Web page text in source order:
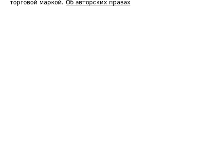
торговой маркой. Об авторских правах